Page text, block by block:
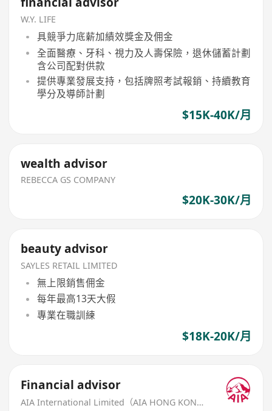
W.Y. LIFE
具競爭力底薪加績效獎金及佣金
全面醫療、牙科、視力及人壽保險，退休儲蓄計劃
含公司配對供款
提供專業發展支持，包括牌照考試報銷、持續教育
學分及導師計劃
$15K-40K/月
wealth advisor
REBECCA GS COMPANY
$20K-30K/月
beauty advisor
SAYLES RETAIL LIMITED
無上限銷售佣金
每年最高13天大假
專業在職訓練
$18K-20K/月
Financial advisor
AIA International Limited（AIA HONG KONG）